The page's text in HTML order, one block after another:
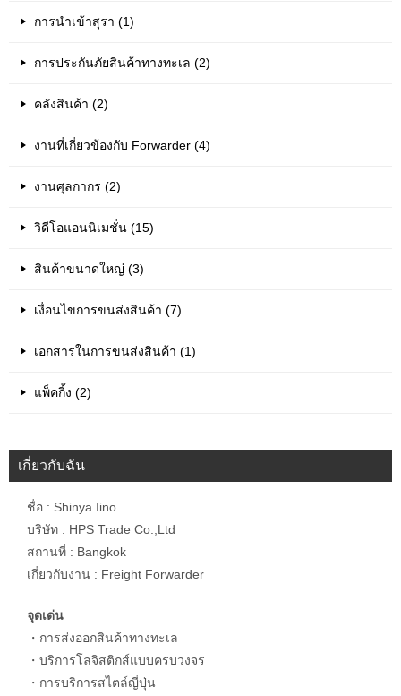
การนำเข้าสุรา (1)
การประกันภัยสินค้าทางทะเล (2)
คลังสินค้า (2)
งานที่เกี่ยวข้องกับ Forwarder (4)
งานศุลกากร (2)
วิดีโอแอนนิเมชั่น (15)
สินค้าขนาดใหญ่ (3)
เงื่อนไขการขนส่งสินค้า (7)
เอกสารในการขนส่งสินค้า (1)
แพ็คกิ้ง (2)
เกี่ยวกับฉัน
ชื่อ : Shinya Iino
บริษัท : HPS Trade Co.,Ltd
สถานที่ : Bangkok
เกี่ยวกับงาน : Freight Forwarder
จุดเด่น
・การส่งออกสินค้าทางทะเล
・บริการโลจิสติกส์แบบครบวงจร
・การบริการสไตล์ญี่ปุ่น